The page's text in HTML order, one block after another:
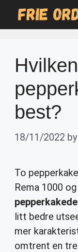
Hvilken
best?
18/11/2022 by
To
Rema 1000
litt bedre
mer
omtrent en